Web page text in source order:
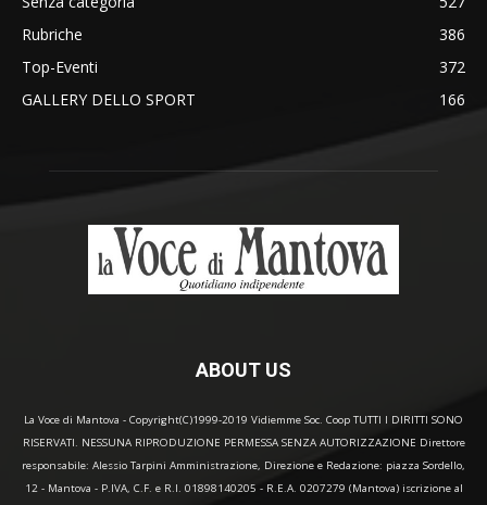
Rubriche
386
Top-Eventi
372
GALLERY DELLO SPORT
166
ABOUT US
La Voce di Mantova - Copyright(C)1999-2019 Vidiemme Soc. Coop TUTTI I DIRITTI SONO
RISERVATI. NESSUNA RIPRODUZIONE PERMESSA SENZA AUTORIZZAZIONE Direttore
responsabile: Alessio Tarpini Amministrazione, Direzione e Redazione: piazza Sordello,
12 - Mantova - P.IVA, C.F. e R.I. 01898140205 - R.E.A. 0207279 (Mantova) iscrizione al